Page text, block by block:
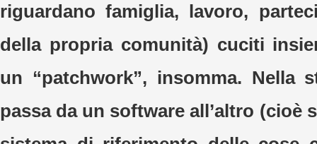
riguardano famiglia, lavoro,
della propria comunità) cuciti
un “patchwork”, insomma. Nella
passa da un software all’altro (cioè